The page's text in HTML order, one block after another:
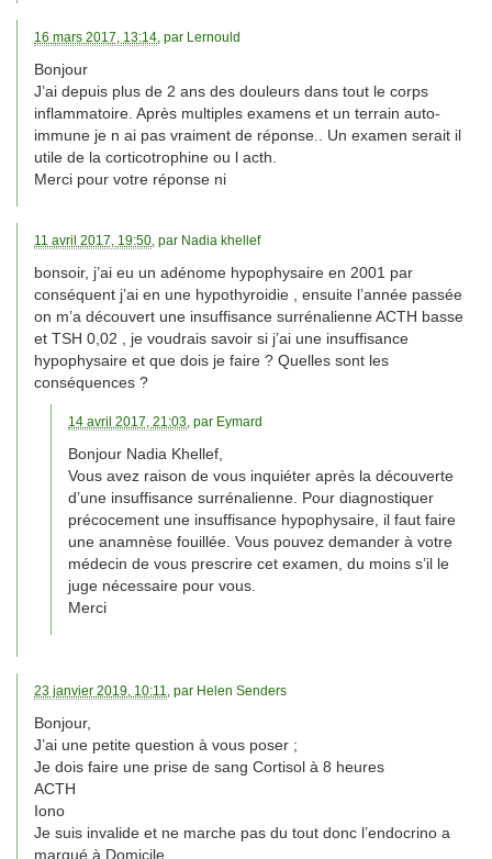
16 mars 2017, 13:14 , par Lernould
Bonjour
J’ai depuis plus de 2 ans des douleurs dans tout le corps
inflammatoire. Après multiples examens et un terrain auto-
immune je n ai pas vraiment de réponse.. Un examen serait il
utile de la corticotrophine ou l acth.
Merci pour votre réponse ni
11 avril 2017, 19:50 , par Nadia khellef
bonsoir, j’ai eu un adénome hypophysaire en 2001 par
conséquent j’ai en une hypothyroidie , ensuite l’année passée
on m’a découvert une insuffisance surrénalienne ACTH basse
et TSH 0,02 , je voudrais savoir si j’ai une insuffisance
hypophysaire et que dois je faire ? Quelles sont les
conséquences ?
14 avril 2017, 21:03 , par Eymard
Bonjour Nadia Khellef,
Vous avez raison de vous inquiéter après la découverte
d’une insuffisance surrénalienne. Pour diagnostiquer
précocement une insuffisance hypophysaire, il faut faire
une anamnèse fouillée. Vous pouvez demander à votre
médecin de vous prescrire cet examen, du moins s’il le
juge nécessaire pour vous.
Merci
23 janvier 2019, 10:11 , par Helen Senders
Bonjour,
J’ai une petite question à vous poser ;
Je dois faire une prise de sang Cortisol à 8 heures
ACTH
Iono
Je suis invalide et ne marche pas du tout donc l’endocrino a
marqué à Domicile.